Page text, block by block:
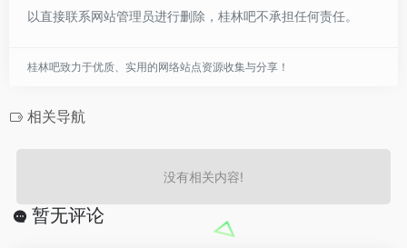
以直接联系网站管理员进行删除，桂林吧不承担任何责任。
桂林吧致力于优质、实用的网络站点资源收集与分享！
相关导航
没有相关内容!
暂无评论